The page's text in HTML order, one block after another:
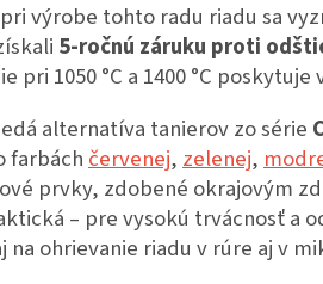
výrobe tohto radu riadu sa
5-ročnú záruku proti
pri 1050 °C a 1400 °C
alternatíva tanierov zo série
farbáchčervenej,zelenej,
prvky, zdobené okrajovým
– pre vysokú trvácnosť a
na ohrievanie riadu v rúre aj v